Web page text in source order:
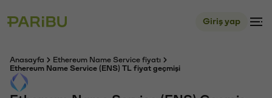
Giriş yap
Anasayfa
Ethereum Name Service fiyatı
Ethereum Name Service (ENS) TL fiyat geçmişi